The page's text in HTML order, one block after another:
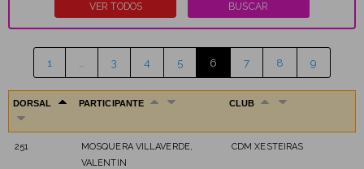
1 3 4 5 6 7 8 9
DORSAL PARTICIPANTE CLUB
251
MOSQUERA VILLAVERDE,
VALENTIN
CDM XESTEIRAS